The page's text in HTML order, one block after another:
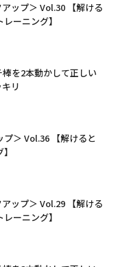
ップ＞ Vol.30 【解ける
ーニング】
棒を2本動かして正しい
リ
＞ Vol.36 【解けると
ップ＞ Vol.29 【解ける
ーニング】